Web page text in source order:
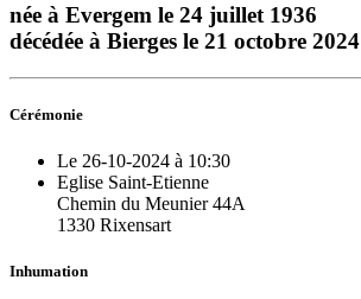
née à Evergem le 24 juillet 1936
décédée à Bierges le 21 octobre 2024
Cérémonie
Le 26-10-2024 à 10:30
Eglise Saint-Etienne
Chemin du Meunier 44A
1330 Rixensart
Inhumation